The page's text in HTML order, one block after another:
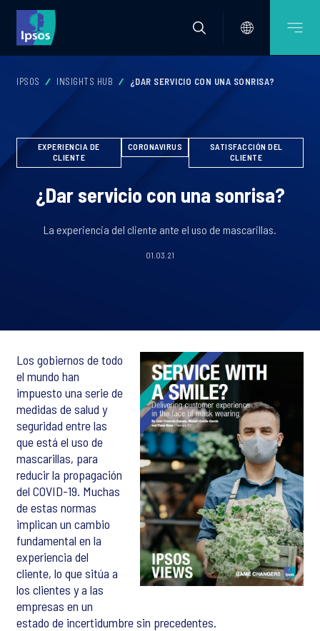
IPSOS INSIGHTS HUB ¿DAR SERVICIO CON UNA SONRISA?
EXPERIENCIA DE
CLIENTE
CORONAVIRUS
SATISFACCIÓN DEL
CLIENTE
¿Dar servicio con una sonrisa?
La experiencia del cliente ante el uso de mascarillas.
01.03.21
Los gobiernos de todo
el mundo han
impuesto una serie de
medidas de salud y
seguridad entre las
que está el uso de
mascarillas, para
reducir la propagación
del COVID-19. Muchas
de estas normas
implican un cambio
fundamental en la
experiencia del
cliente, lo que sitúa a
los clientes y a las
empresas en un
estado de incertidumbre sin precedentes.